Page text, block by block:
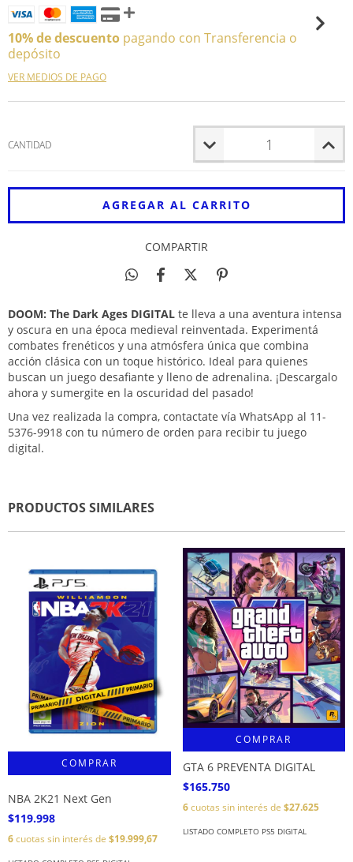
10% de descuento pagando con Transferencia o
depósito
VER MEDIOS DE PAGO
CANTIDAD
COMPARTIR
DOOM: The Dark Ages DIGITAL te lleva a una aventura intensa
y oscura en una época medieval reinventada. Experimentá
combates frenéticos y una atmósfera única que combina
acción clásica con un toque histórico. Ideal para quienes
buscan un juego desafiante y lleno de adrenalina. ¡Descargalo
ahora y sumergite en la oscuridad del pasado!
Una vez realizada la compra, contactate vía WhatsApp al 11-
5376-9918 con tu número de orden para recibir tu juego
digital.
PRODUCTOS SIMILARES
NBA 2K21 Next Gen
$119.998
6cuotas sin interés de $19.999,67
COMPRAR
GTA 6 PREVENTA DIGITAL
$165.750
6cuotas sin interés de $27.625
LISTADO COMPLETO PS5 DIGITAL